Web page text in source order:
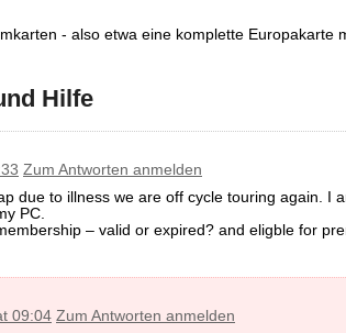
- also etwa eine komplette Europakarte
Hilfe
Zum Antworten anmelden
due to illness we are off cycle touring again. I
PC.
– valid or expired? and eligble for
09:04 Zum Antworten anmelden